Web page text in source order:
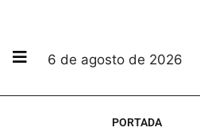
6 de agosto de 2026
PORTADA